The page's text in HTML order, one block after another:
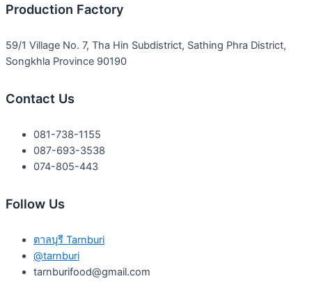
Production Factory
59/1 Village No. 7, Tha Hin Subdistrict, Sathing Phra District,
Songkhla Province 90190
Contact Us
081-738-1155
087-693-3538
074-805-443
Follow Us
ตาลบุรี Tarnburi
@tarnburi
tarnburifood@gmail.com